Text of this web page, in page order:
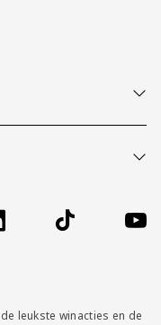
TikTok
leukste winacties en de